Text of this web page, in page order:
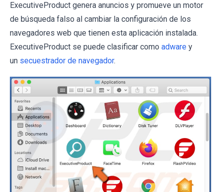
ExecutiveProduct genera anuncios y promueve un motor
de búsqueda falso al cambiar la configuración de los
navegadores web que tienen esta aplicación instalada.
ExecutiveProduct se puede clasificar como adware y
un secuestrador de navegador.